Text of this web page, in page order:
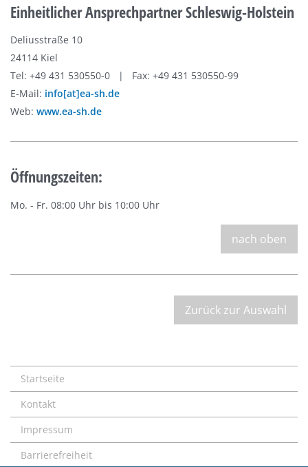
Einheitlicher Ansprechpartner Schleswig-Holstein
Deliusstraße 10
24114 Kiel
Tel: +49 431 530550-0 | Fax: +49 431 530550-99
E-Mail: info[at]ea-sh.de
Web: www.ea-sh.de
Öffnungszeiten:
Mo. - Fr. 08:00 Uhr bis 10:00 Uhr
nach oben
Zurück zur Auswahl
Startseite
Kontakt
Impressum
Barrierefreiheit